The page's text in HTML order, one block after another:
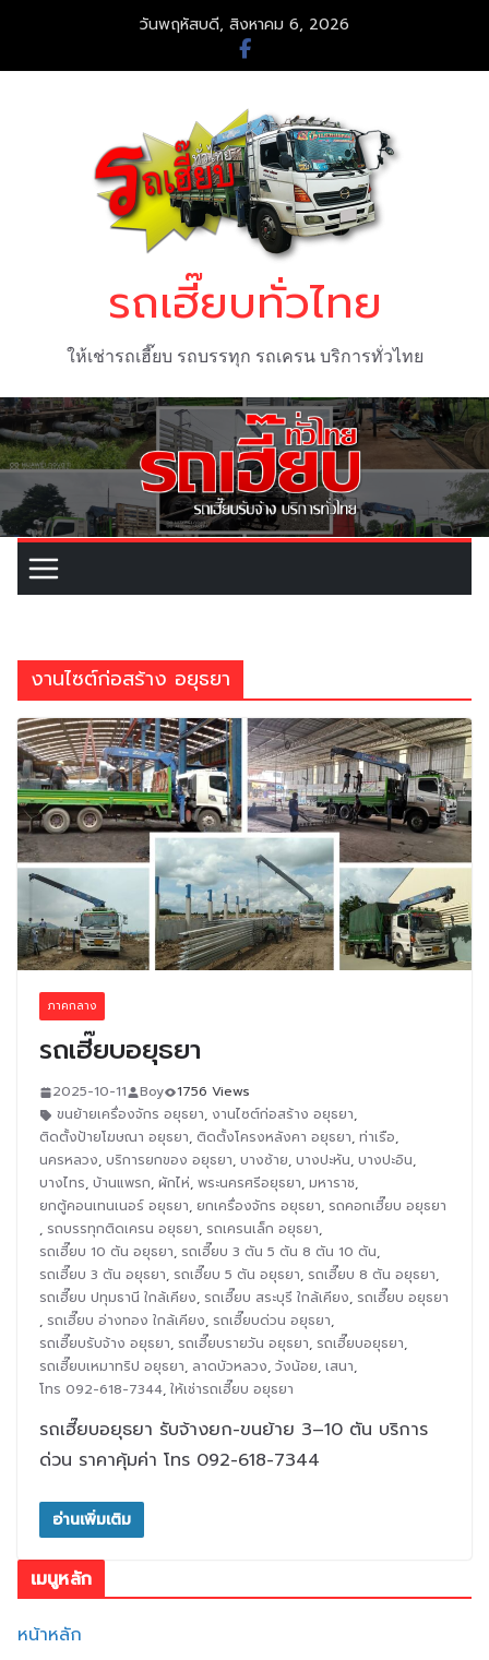
content
วันพฤหัสบดี, สิงหาคม 6, 2026
รถเฮี๊ยบทั่วไทย
ให้เช่ารถเฮี๊ยบ รถบรรทุก รถเครน บริการทั่วไทย
งานไซต์ก่อสร้าง อยุธยา
ภาคกลาง
รถเฮี๊ยบอยุธยา
2025-10-11 Boy
1756 Views
ขนย้ายเครื่องจักร อยุธยา, งานไซต์ก่อสร้าง อยุธยา,
ติดตั้งป้ายโฆษณา อยุธยา, ติดตั้งโครงหลังคา อยุธยา, ท่าเรือ,
นครหลวง, บริการยกของ อยุธยา, บางซ้าย, บางปะหัน, บางปะอิน,
บางไทร, บ้านแพรก, ผักไห่, พระนครศรีอยุธยา, มหาราช,
ยกตู้คอนเทนเนอร์ อยุธยา, ยกเครื่องจักร อยุธยา, รถคอกเฮี๊ยบ อยุธยา
, รถบรรทุกติดเครน อยุธยา, รถเครนเล็ก อยุธยา,
รถเฮี๊ยบ 10 ตัน อยุธยา, รถเฮี๊ยบ 3 ตัน 5 ตัน 8 ตัน 10 ตัน,
รถเฮี๊ยบ 3 ตัน อยุธยา, รถเฮี๊ยบ 5 ตัน อยุธยา, รถเฮี๊ยบ 8 ตัน อยุธยา,
รถเฮี๊ยบ ปทุมธานี ใกล้เคียง, รถเฮี๊ยบ สระบุรี ใกล้เคียง, รถเฮี๊ยบ อยุธยา
, รถเฮี๊ยบ อ่างทอง ใกล้เคียง, รถเฮี๊ยบด่วน อยุธยา,
รถเฮี๊ยบรับจ้าง อยุธยา, รถเฮี๊ยบรายวัน อยุธยา, รถเฮี๊ยบอยุธยา,
รถเฮี๊ยบเหมาทริป อยุธยา, ลาดบัวหลวง, วังน้อย, เสนา,
โทร 092-618-7344, ให้เช่ารถเฮี๊ยบ อยุธยา
รถเฮี๊ยบอยุธยา รับจ้างยก-ขนย้าย 3–10 ตัน บริการ
ด่วน ราคาคุ้มค่า โทร 092-618-7344
อ่านเพิ่มเติม
เมนูหลัก
หน้าหลัก